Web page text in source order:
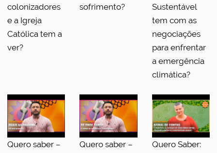
colonizadores
e a Igreja
Católica tem a
ver?
sofrimento?
Sustentável
tem com as
negociações
para enfrentar
a emergência
climática?
Quero saber –
Quero saber –
Quero Saber: